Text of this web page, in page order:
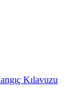
Kılavuzu